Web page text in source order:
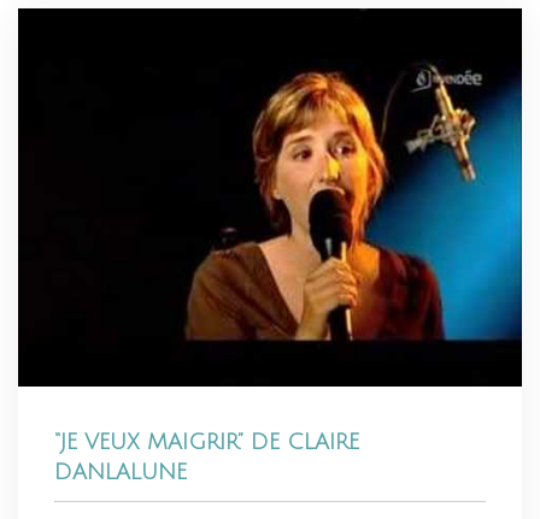
“JE VEUX MAIGRIR” DE CLAIRE
DANLALUNE